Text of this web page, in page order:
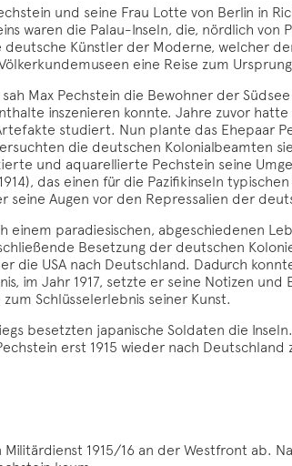
und seine Frau Lotte von Berlin in
waren die Palau-Inseln, die, nördlich
deutsche Künstler der Moderne, welcher
eine Reise zum
Max Pechstein die Bewohner der
inszenieren konnte. Jahre zuvor
studiert. Nun plante das Ehepaar
die deutschen Kolonialbeamten
und aquarellierte Pechstein seine
das einen für die Pazifikinseln
seine Augen vor den Repressalien der
einem paradiesischen, abgeschiedenen
Besetzung der deutschen
die USA nach Deutschland. Dadurch
im Jahr 1917, setzte er seine Notizen
Schlüsselerlebnis seiner Kunst.
besetzten japanische Soldaten die
erst 1915 wieder nach Deutschland
1915/16 an der Westfront ab.